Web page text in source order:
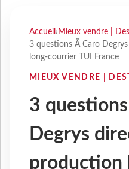
Accueil › Mieux vendre |
3 questions Ã Caro
long-courrier TUI France
MIEUX VENDRE |
3
Degrys
production